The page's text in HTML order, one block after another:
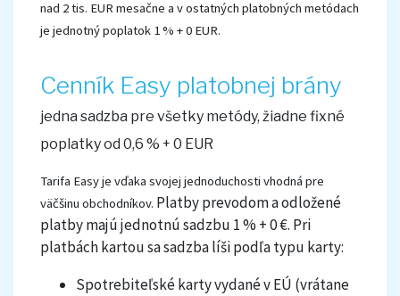
nad 2 tis. EUR mesačne a v ostatných platobných metódach
je jednotný poplatok 1 % + 0 EUR.
Cenník Easy platobnej brány
jedna sadzba pre všetky metódy, žiadne fixné
poplatky od 0,6 % + 0 EUR
Tarifa Easy je vďaka svojej jednoduchosti vhodná pre
väčšinu obchodníkov. Platby prevodom a odložené
platby majú jednotnú sadzbu 1 % + 0 €. Pri
platbách kartou sa sadzba líši podľa typu karty:
Spotrebiteľské karty vydané v EÚ (vrátane